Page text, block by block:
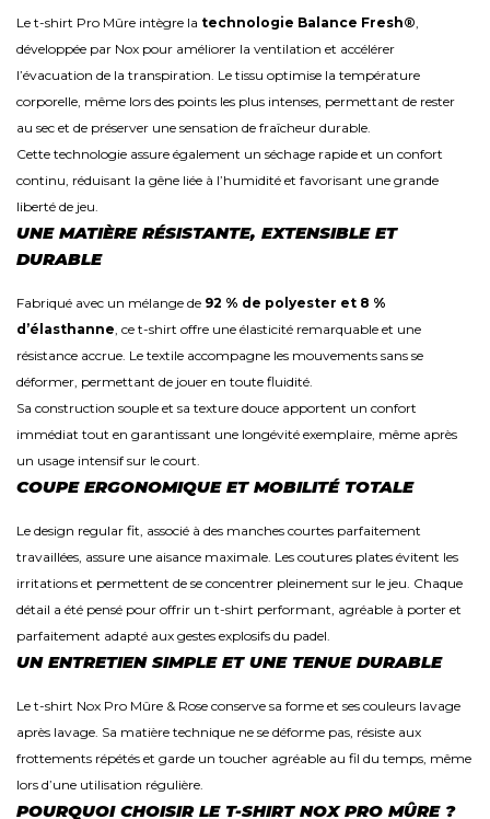
Le t-shirt Pro Mûre intègre la technologie Balance Fresh®,
développée par Nox pour améliorer la ventilation et accélérer
l’évacuation de la transpiration. Le tissu optimise la température
corporelle, même lors des points les plus intenses, permettant de rester
au sec et de préserver une sensation de fraîcheur durable.
Cette technologie assure également un séchage rapide et un confort
continu, réduisant la gêne liée à l’humidité et favorisant une grande
liberté de jeu.
UNE MATIÈRE RÉSISTANTE, EXTENSIBLE ET
DURABLE
Fabriqué avec un mélange de 92 % de polyester et 8 %
d’élasthanne, ce t-shirt offre une élasticité remarquable et une
résistance accrue. Le textile accompagne les mouvements sans se
déformer, permettant de jouer en toute fluidité.
Sa construction souple et sa texture douce apportent un confort
immédiat tout en garantissant une longévité exemplaire, même après
un usage intensif sur le court.
COUPE ERGONOMIQUE ET MOBILITÉ TOTALE
Le design regular fit, associé à des manches courtes parfaitement
travaillées, assure une aisance maximale. Les coutures plates évitent les
irritations et permettent de se concentrer pleinement sur le jeu. Chaque
détail a été pensé pour offrir un t-shirt performant, agréable à porter et
parfaitement adapté aux gestes explosifs du padel.
UN ENTRETIEN SIMPLE ET UNE TENUE DURABLE
Le t-shirt Nox Pro Mûre & Rose conserve sa forme et ses couleurs lavage
après lavage. Sa matière technique ne se déforme pas, résiste aux
frottements répétés et garde un toucher agréable au fil du temps, même
lors d’une utilisation régulière.
POURQUOI CHOISIR LE T-SHIRT NOX PRO MÛRE ?